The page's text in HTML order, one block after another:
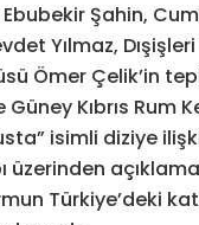
Ebubekir Şahin,
Yılmaz,
Ömer Çelik’in
Kıbrıs Rum
isimli diziye
üzerinden
Türkiye’deki